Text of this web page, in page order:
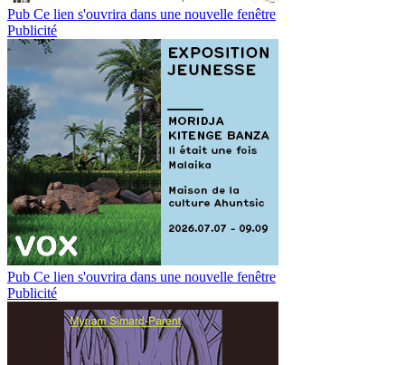
Pub Ce lien s'ouvrira dans une nouvelle fenêtre
Publicité
Pub Ce lien s'ouvrira dans une nouvelle fenêtre
Publicité